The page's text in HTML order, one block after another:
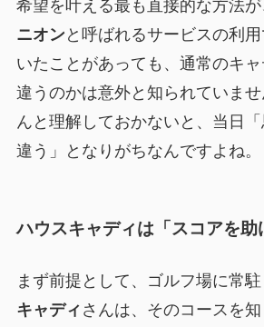
希望を叶える最も直接的な方法が
ニオンと呼ばれるサービスの利
いたことがあっても、通常のキ
違うのかは意外と知られていま
んと理解しておかないと、当日
違う」となりがちなんですよね。
ハウスキャディは「スコアを助
まず前提として、ゴルフ場に常
キャディ さんは、そのコースを